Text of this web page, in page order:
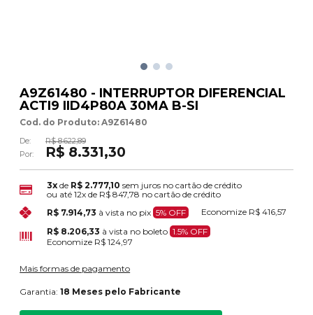
A9Z61480 - INTERRUPTOR DIFERENCIAL
ACTI9 IID4P80A 30MA B-SI
Cod. do Produto: A9Z61480
De:
R$ 8.622,89
Por:
R$ 8.331,30
3x de R$ 2.777,10 sem juros no cartão de crédito
ou até12x de R$ 847,78 no cartão de crédito
R$ 7.914,73 à vista no pix 5% OFF Economize R$ 416,57
R$ 8.206,33 à vista no boleto 1.5% OFF
Economize R$ 124,97
Mais formas de pagamento
Garantia:18 Meses pelo Fabricante